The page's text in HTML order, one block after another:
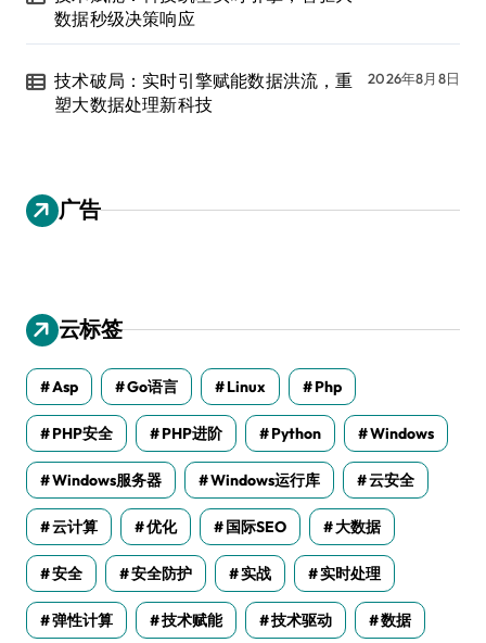
数据秒级决策响应
技术破局：实时引擎赋能数据洪流，重
塑大数据处理新科技
2026年8月8日
广告
云标签
Asp Go语言 Linux Php
PHP安全 PHP进阶 Python Windows
Windows服务器 Windows运行库 云安全
云计算 优化 国际SEO 大数据
安全 安全防护 实战 实时处理
弹性计算 技术赋能 技术驱动 数据